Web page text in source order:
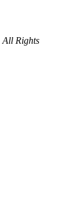
All Rights